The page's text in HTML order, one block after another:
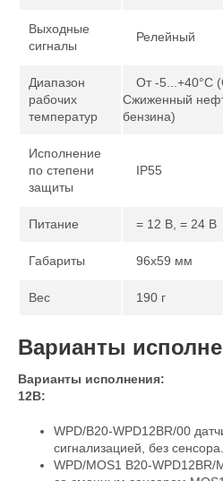
Выходные
сигналы
Релейный
Диапазон
рабочих
температур
От -5...+40°С
Сжиженный
бензина)
Исполнение
по степени
защиты
IP55
Питание = 12 В, = 24 В
Габариты 96x59 мм
Вес 190 г
Варианты
Варианты исполнения:
12В:
WPD/B20-WPD12BR/00
сигнализацией, без сенсора.
WPD/MOS1 B20-WPD12BR/